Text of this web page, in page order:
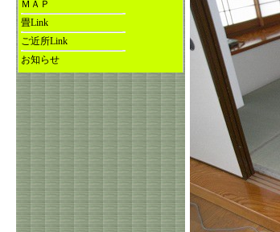
ＭＡＰ
畳Link
ご近所Link
お知らせ